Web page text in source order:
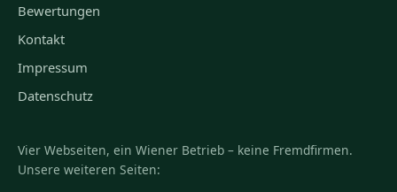
Bewertungen
Kontakt
Impressum
Datenschutz
Vier Webseiten, ein Wiener Betrieb – keine Fremdfirmen.
Unsere weiteren Seiten: